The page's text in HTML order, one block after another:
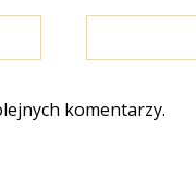
komentarzy.